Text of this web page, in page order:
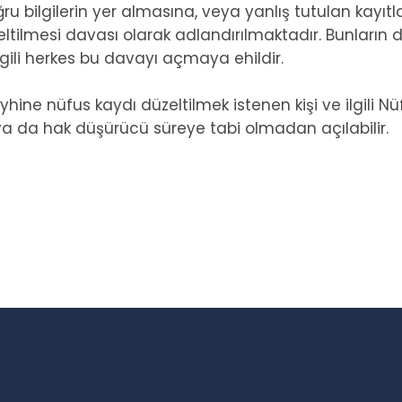
bilgilerin yer almasına, veya yanlış tutulan
davası olarak adlandırılmaktadır. Bunların
herkes bu davayı açmaya ehildir.
nüfus kaydı düzeltilmek istenen kişi ve ilgili
da hak düşürücü süreye tabi olmadan açılabilir.